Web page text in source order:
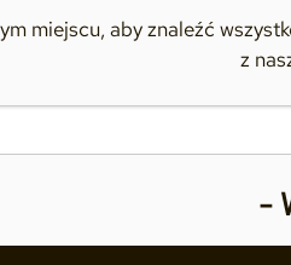
miejscu, aby znaleźć
z
-